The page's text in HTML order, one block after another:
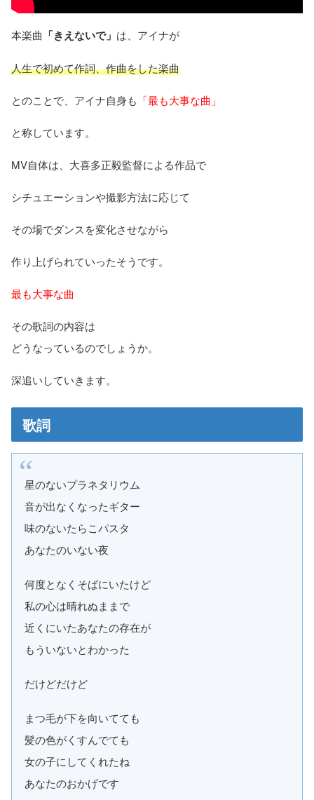
本楽曲 「きえないで」 は、アイナが
人生で初めて作詞、作曲をした楽曲
とのことで、アイナ自身も 「最も大事な曲」
と称しています。
MV自体は、大喜多正毅監督による作品で
シチュエーションや撮影方法に応じて
その場でダンスを変化させながら
作り上げられていったそうです。
最も大事な曲
その歌詞の内容は
どうなっているのでしょうか。
深追いしていきます。
歌詞
星のないプラネタリウム
音が出なくなったギター
味のないたらこパスタ
あなたのいない夜
何度となくそばにいたけど
私の心は晴れぬままで
近くにいたあなたの存在が
もういないとわかった
だけどだけど
まつ毛が下を向いてても
髪の色がくすんでても
女の子にしてくれたね
あなたのおかげです